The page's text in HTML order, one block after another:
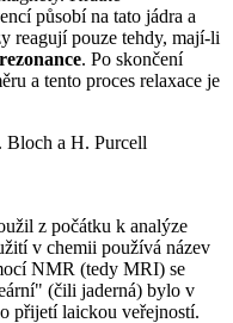
působí na tato jádra a
reagují pouze tehdy, mají-li
rezonance. Po skončení
a tento proces relaxace je
Bloch a H. Purcell
z počátku k analýze
v chemii používá název
NMR (tedy MRI) se
(čili jaderná) bylo v
přijetí laickou veřejností.